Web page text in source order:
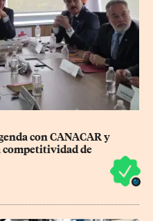
con CANACAR y
competitividad de